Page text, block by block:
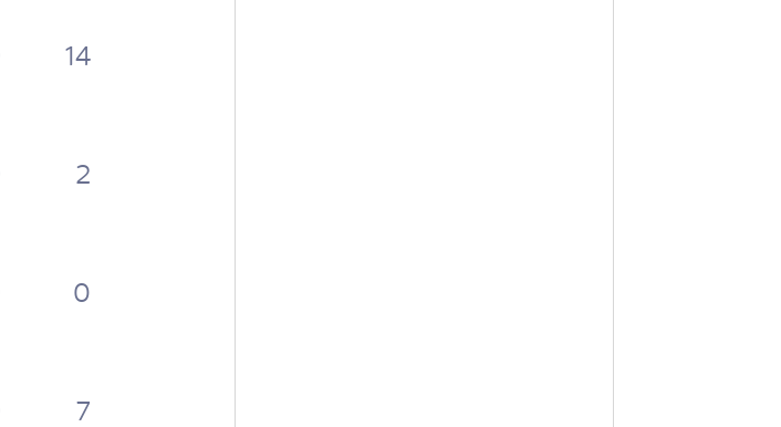
14
2
0
7